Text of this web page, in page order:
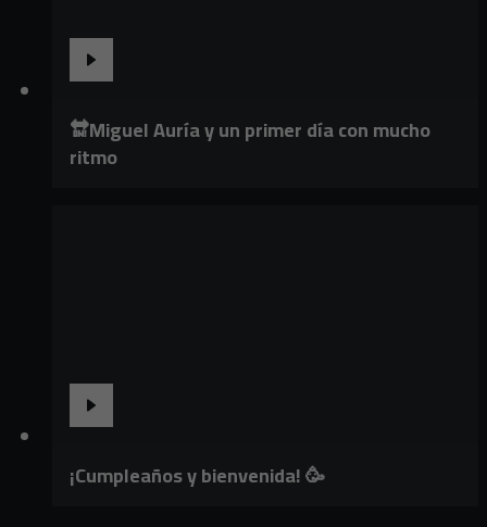
🔛Miguel Auría y un primer día con mucho
ritmo
¡Cumpleaños y bienvenida! 🥳